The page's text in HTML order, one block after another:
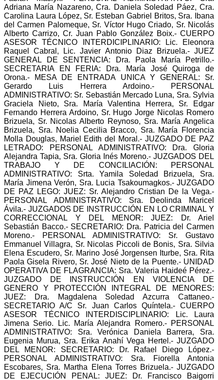
Adriana María Nazareno, Cra. Daniela Soledad Páez, Cra.
Carolina Laura López, Sr. Esteban Gabriel Britos, Sra. Ibana
del Carmen Palomeque, Sr. Víctor Hugo Criado, Sr. Nicolás
Alberto Carrizo, Cr. Juan Pablo González Boix.- CUERPO
ASESOR TÉCNICO INTERDICIPLINARIO: Lic. Eleonora
Raquel Cabral, Lic. Javier Antonio Diaz Brizuela.- JUEZ
GENERAL DE SENTENCIA: Dra. Paola María Petrillo.-
SECRETARIA EN FERIA: Dra. María José Quiroga de
Orona.- MESA DE ENTRADA UNICA Y GENERAL: Sr.
Gerardo Luis Herrera Ardoino.- PERSONAL
ADMINISTRATIVO: Sr. Sebastián Mercado Luna, Sra. Sylvia
Graciela Nieto, Sra. María Valentina Herrera, Sr. Edgar
Fernando Herrera Ardoino, Sr. Hugo Jorge Nicolas Romero
Brizuela, Sr. Nicolas Alberto Reynoso, Sra. María Angelica
Brizuela, Sra. Noelia Cecilia Bracco, Sra. María Florencia
Molla Douglas, Mariel Edith del Moral.- JUZGADO DE PAZ
LETRADO: PERSONAL ADMINISTRATIVO: Dra. Gloria
Alejandra Tapia, Sra. Gloria Inés Moreno.- JUZGADOS DEL
TRABAJO Y DE CONCILIACIÓN: PERSONAL
ADMINISTRATIVO: Srta. Yamila Soledad Brizuela, Sra.
María Jimena Verón, Sra. Lucia Tsakoumagkos.- JUZGADO
DE PAZ LEGO: JUEZ: Sr. Alejandro Cristian De la Vega.-
PERSONAL ADMINISTRATIVO: Sra. Deolinda Maricel
Ávila.- JUZGADOS DE INSTRUCCIÓN EN LO CRIMINAL Y
CORRECCIONAL Y DEL MENOR: JUEZ: Dr. Ariel
Sebastián Bacco.- SECRETARIO: Dra. Patricia del Carmen
Moreno.- PERSONAL ADMINISTRATIVO: Sr. Gustavo
Emmanuel Villagra, Sr. Nicolas Piccoli de Bonis, Sra. Silvia
Elena Escudero, Sr. Marino José Jorgensen Iturbe, Sra. Rita
Paola Gisela Rivero, Sr. José Nieto de la Puente.- UNIDAD
OPERATIVA DE FLAGRANCIA: Sra. Valeria Haideé Pérez.-
JUZGADO DE INSTRUCCIÓN EN VIOLENCIA DE
GENERO Y PROTECCIÓN INTEGRAL DE MENORES:
JUEZ: Dra. Magdalena Soledad Azcurra Cattaneo.-
SECRETARIO A/C Sr. Juan Carlos Quíntela.- CUERPO
ASESOR TÉCNICO INTERDISCIPLINARIO: Lic. Laura
Jimena Serio. Lic. María Alejandra Romero.- PERSONAL
ADMINISTRATIVO: Sra. Verónica Daniela Barrera, Sra.
Eugenia Murua, Sra. Erika Anahí Vega Hertel.- JUZGADO
DEL MENOR: SECRETARIO: Dr. Rafael Diego López.-
PERSONAL ADMINISTRATIVO: Sra. Fiorella Antonia
Escobares, Sra. Martha Elena Torres Brizuela.- JUZGADO
DE EJECUCIÓN PENAL: JUEZ: Dr. Francisco Baigorri